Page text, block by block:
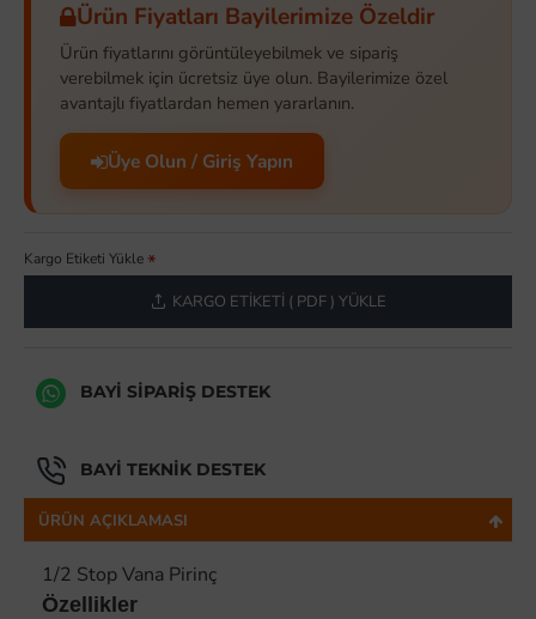
Ürün Fiyatları Bayilerimize Özeldir
Ürün fiyatlarını görüntüleyebilmek ve sipariş
verebilmek için ücretsiz üye olun. Bayilerimize özel
avantajlı fiyatlardan hemen yararlanın.
Üye Olun / Giriş Yapın
Kargo Etiketi Yükle
KARGO ETIKETI ( PDF ) YÜKLE
BAYI SIPARIŞ DESTEK
BAYI TEKNIK DESTEK
ÜRÜN AÇIKLAMASI
1/2 Stop Vana Pirinç
Özellikler